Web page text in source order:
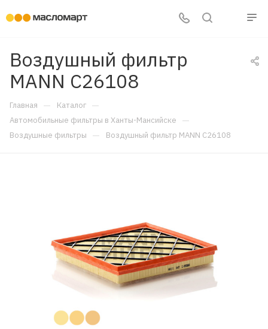
Воздушный фильтр
MANN C26108
Главная — Каталог —
Автомобильные фильтры в Ханты-Мансийске —
Воздушные фильтры — Воздушный фильтр MANN C26108